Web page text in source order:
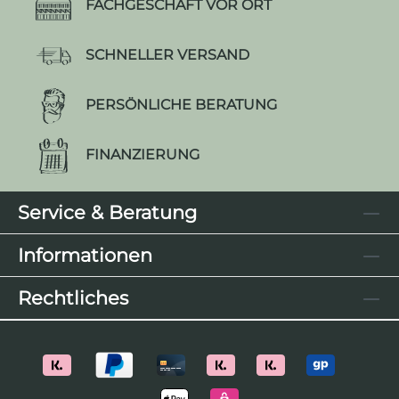
FACHGESCHÄFT VOR ORT
SCHNELLER VERSAND
PERSÖNLICHE BERATUNG
FINANZIERUNG
Service & Beratung
Informationen
Rechtliches